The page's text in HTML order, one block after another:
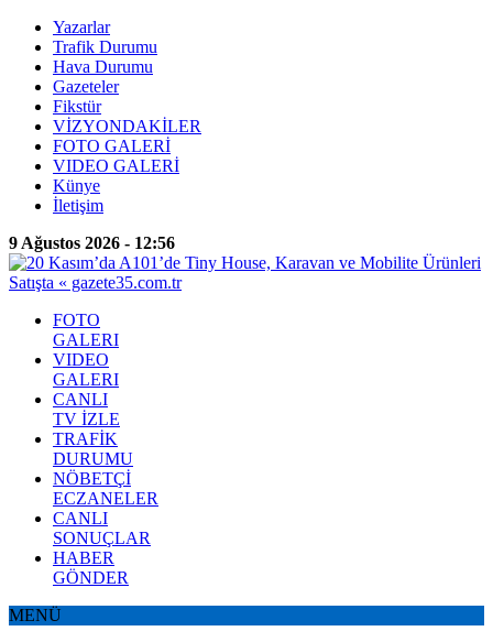
Yazarlar
Trafik Durumu
Hava Durumu
Gazeteler
Fikstür
VİZYONDAKİLER
FOTO GALERİ
VIDEO GALERİ
Künye
İletişim
9 Ağustos 2026 - 12:56
FOTO
GALERI
VIDEO
GALERI
CANLI
TV İZLE
TRAFİK
DURUMU
NÖBETÇİ
ECZANELER
CANLI
SONUÇLAR
HABER
GÖNDER
MENÜ